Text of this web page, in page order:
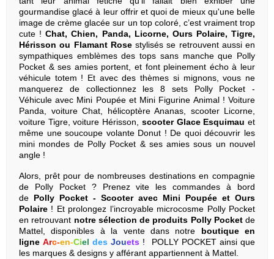
gourmandise glacé à leur offrir et quoi de mieux qu'une belle
image de crème glacée sur un top coloré, c’est vraiment trop
cute !Chat, Chien, Panda, Licorne, Ours Polaire, Tigre,
Hérisson ou Flamant Rosestylisés se retrouvent aussi en
sympathiques emblèmes des tops sans manche que Polly
Pocket & ses amies portent, et font pleinement écho à leur
véhicule totem ! Et avec des thèmes si mignons, vous ne
manquerez de collectionnez les 8 sets Polly Pocket -
Véhicule avec Mini Poupée et Mini Figurine Animal ! Voiture
Panda, voiture Chat, hélicoptère Ananas, scooter Licorne,
voiture Tigre, voiture Hérisson, scooter Glace Esquimau et
même une soucoupe volante Donut ! De quoi découvrir les
mini mondes de Polly Pocket & ses amies sous un nouvel
angle !
Alors, prêt pour de nombreuses destinations en compagnie
de Polly Pocket ? Prenez vite les commandes à bord
de Polly Pocket - Scooter avec Mini Poupée et Ours
Polaire ! Et prolongez l’incroyable microcosme Polly Pocket
en retrouvant notre sélection de produits Polly Pocket de
Mattel, disponibles à la vente dans notre boutique en
ligneArc-en-Ciel des Jouets ! POLLY POCKET ainsi que
les marques & designs y afférant appartiennent à Mattel.